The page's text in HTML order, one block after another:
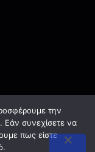
tvo.gr
την
Εάν συνεχίσετε να
πως είστε